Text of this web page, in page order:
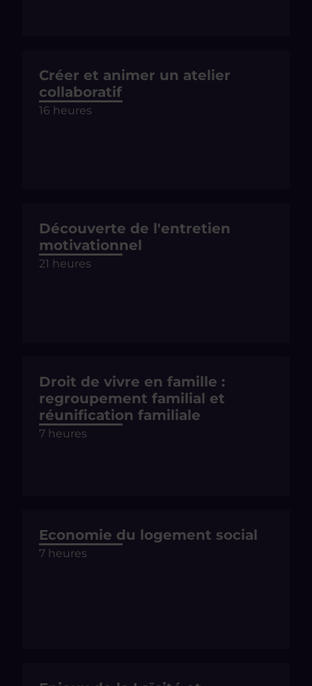
Créer et animer un atelier
collaboratif
16 heures
Découverte de l'entretien
motivationnel
21 heures
Droit de vivre en famille :
regroupement familial et
réunification familiale
7 heures
Economie du logement social
7 heures